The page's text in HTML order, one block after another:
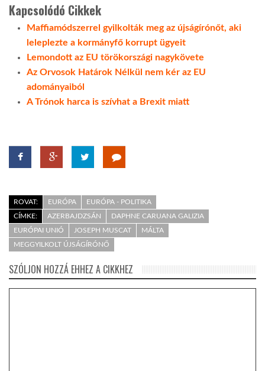
Kapcsolódó Cikkek
Maffiamódszerrel gyilkolták meg az újságírónőt, aki
leleplezte a kormányfő korrupt ügyeit
Lemondott az EU törökországi nagykövete
Az Orvosok Határok Nélkül nem kér az EU
adományaiból
A Trónok harca is szívhat a Brexit miatt
ROVAT: EURÓPA
EURÓPA - POLITIKA
CÍMKE:
AZERBAJDZSÁN
DAPHNE CARUANA GALIZIA
EURÓPAI UNIÓ
JOSEPH MUSCAT
MÁLTA
MEGGYILKOLT ÚJSÁGÍRÓNŐ
SZÓLJON HOZZÁ EHHEZ A CIKKHEZ